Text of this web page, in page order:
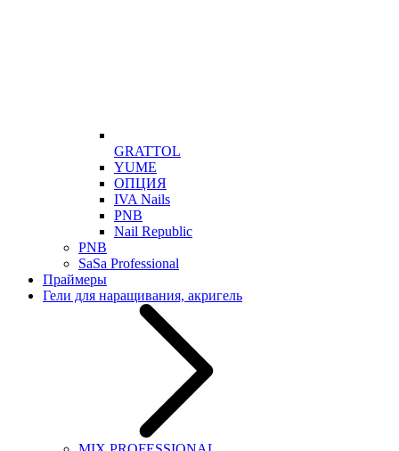
GRATTOL
YUME
ОПЦИЯ
IVA Nails
PNB
Nail Republic
PNB
SaSa Professional
Праймеры
Гели для наращивания, акригель